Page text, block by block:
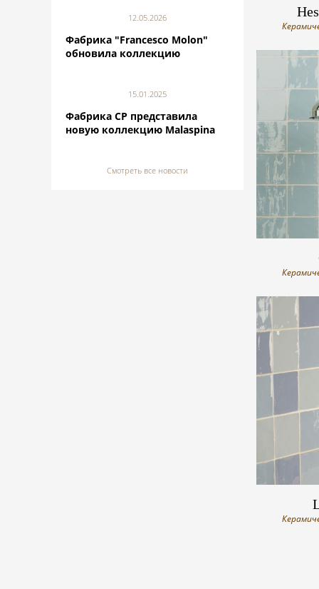
12.05.2026
Фабрика "Francesco Molon"
обновила коллекцию
15.01.2025
Фабрика CP представила
новую коллекцию Malaspina
Смотреть все новости